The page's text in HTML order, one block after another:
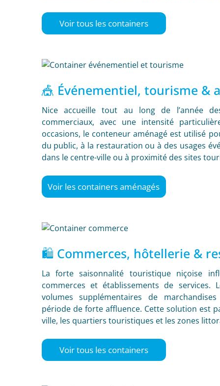
Voir tous les containers
🎪 Événementiel, tourisme &
Nice accueille tout au long de l’année
commerciaux, avec une intensité
occasions, le conteneur aménagé est utilisé
du public, à la restauration ou à des usages
dans le centre-ville ou à proximité des sites
Voir les containers aménagés
🛍️ Commerces, hôtellerie &
La forte saisonnalité touristique niçoise
commerces et établissements de
volumes supplémentaires de
période de forte affluence. Cette solution est
ville, les quartiers touristiques et les zones
Voir tous les containers